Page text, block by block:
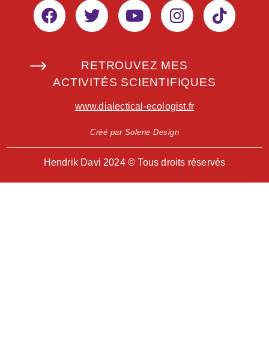
RETROUVEZ MES
ACTIVITÉS SCIENTIFIQUES
www.dialectical-ecologist.fr
Créé par Solene Design
Hendrik Davi 2024 © Tous droits réservés